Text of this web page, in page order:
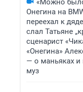
«Можно
Онегина на
переехал к
слал Татьяне
сценарист
«Онегина»
— о маньяках и
муз